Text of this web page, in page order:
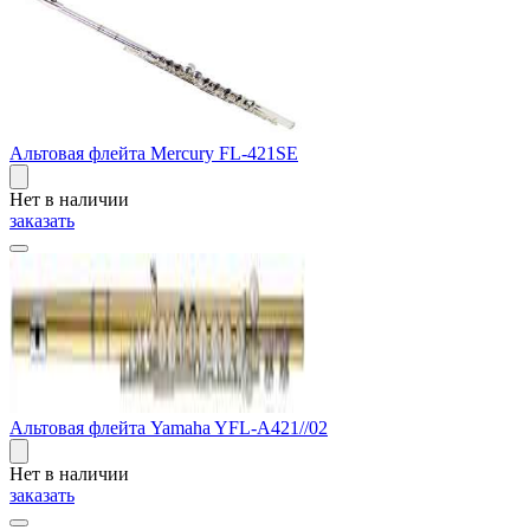
Альтовая флейта Mercury FL-421SE
Нет в наличии
заказать
Альтовая флейта Yamaha YFL-A421//02
Нет в наличии
заказать